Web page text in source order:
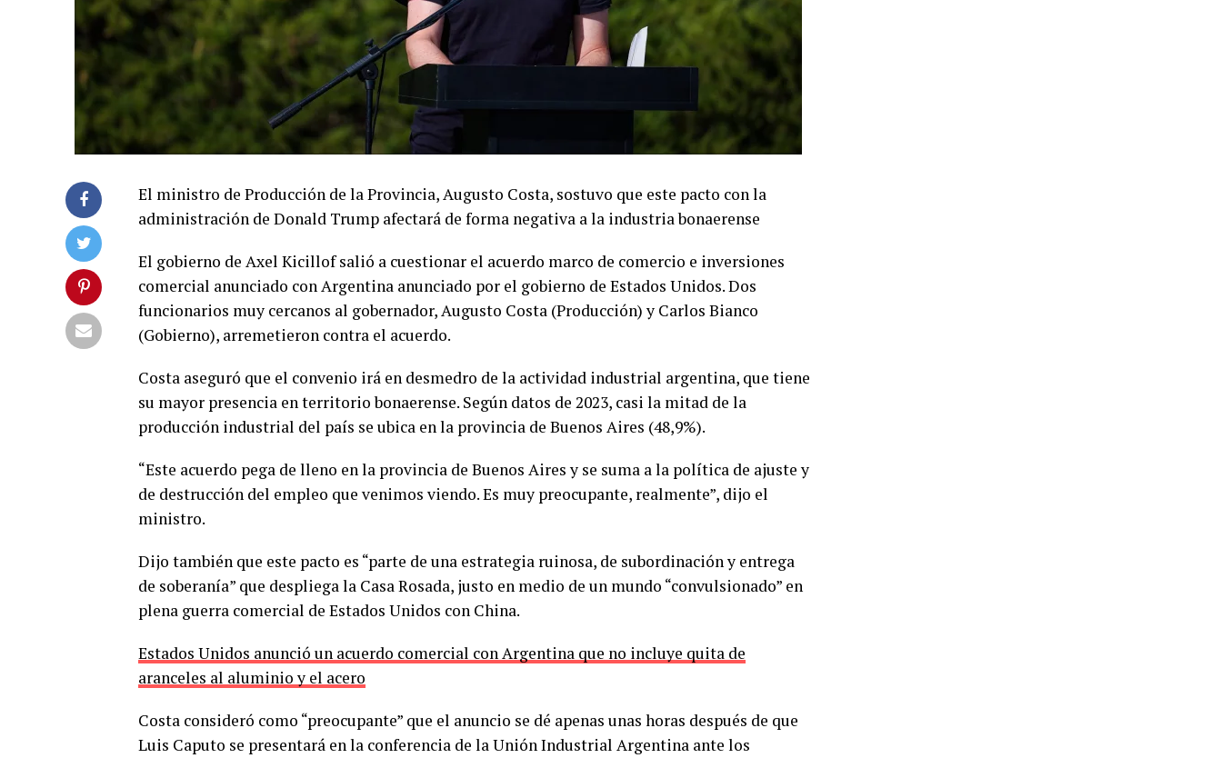
El ministro de Producción de la Provincia, Augusto Costa, sostuvo que este pacto con la
administración de Donald Trump afectará de forma negativa a la industria bonaerense
El gobierno de Axel Kicillof salió a cuestionar el acuerdo marco de comercio e inversiones
comercial anunciado con Argentina anunciado por el gobierno de Estados Unidos. Dos
funcionarios muy cercanos al gobernador, Augusto Costa (Producción) y Carlos Bianco
(Gobierno), arremetieron contra el acuerdo.
Costa aseguró que el convenio irá en desmedro de la actividad industrial argentina, que tiene
su mayor presencia en territorio bonaerense. Según datos de 2023, casi la mitad de la
producción industrial del país se ubica en la provincia de Buenos Aires (48,9%).
“Este acuerdo pega de lleno en la provincia de Buenos Aires y se suma a la política de ajuste y
de destrucción del empleo que venimos viendo. Es muy preocupante, realmente”, dijo el
ministro.
Dijo también que este pacto es “parte de una estrategia ruinosa, de subordinación y entrega
de soberanía” que despliega la Casa Rosada, justo en medio de un mundo “convulsionado” en
plena guerra comercial de Estados Unidos con China.
Estados Unidos anunció un acuerdo comercial con Argentina que no incluye quita de
aranceles al aluminio y el acero
Costa consideró como “preocupante” que el anuncio se dé apenas unas horas después de que
Luis Caputo se presentará en la conferencia de la Unión Industrial Argentina ante los